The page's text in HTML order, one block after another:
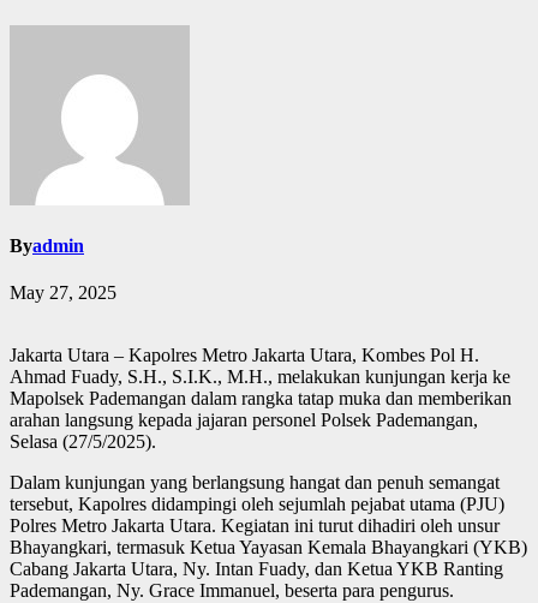
Byadmin
May 27, 2025
Jakarta Utara – Kapolres Metro Jakarta Utara, Kombes Pol H.
Ahmad Fuady, S.H., S.I.K., M.H., melakukan kunjungan kerja ke
Mapolsek Pademangan dalam rangka tatap muka dan memberikan
arahan langsung kepada jajaran personel Polsek Pademangan,
Selasa (27/5/2025).
Dalam kunjungan yang berlangsung hangat dan penuh semangat
tersebut, Kapolres didampingi oleh sejumlah pejabat utama (PJU)
Polres Metro Jakarta Utara. Kegiatan ini turut dihadiri oleh unsur
Bhayangkari, termasuk Ketua Yayasan Kemala Bhayangkari (YKB)
Cabang Jakarta Utara, Ny. Intan Fuady, dan Ketua YKB Ranting
Pademangan, Ny. Grace Immanuel, beserta para pengurus.